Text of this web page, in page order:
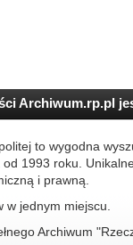
Archiwum.rp.pl
to wygodna
od 1993 roku.
i prawną.
w jednym miejscu.
Archiwum